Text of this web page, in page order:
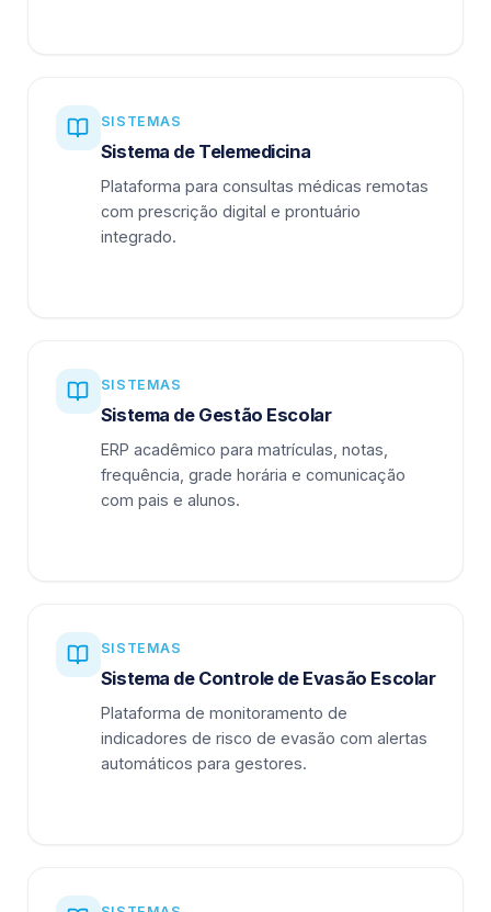
SISTEMAS
Sistema de Telemedicina
Plataforma para consultas médicas remotas
com prescrição digital e prontuário
integrado.
SISTEMAS
Sistema de Gestão Escolar
ERP acadêmico para matrículas, notas,
frequência, grade horária e comunicação
com pais e alunos.
SISTEMAS
Sistema de Controle de Evasão Escolar
Plataforma de monitoramento de
indicadores de risco de evasão com alertas
automáticos para gestores.